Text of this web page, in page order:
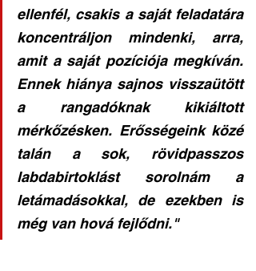
ellenfél, csakis a saját feladatára
koncentráljon mindenki, arra,
amit a saját pozíciója megkíván.
Ennek hiánya sajnos visszaütött
a rangadóknak kikiáltott
mérkőzésken. Erősségeink közé
talán a sok, rövidpasszos
labdabirtoklást sorolnám a
letámadásokkal, de ezekben is
még van hová fejlődni."